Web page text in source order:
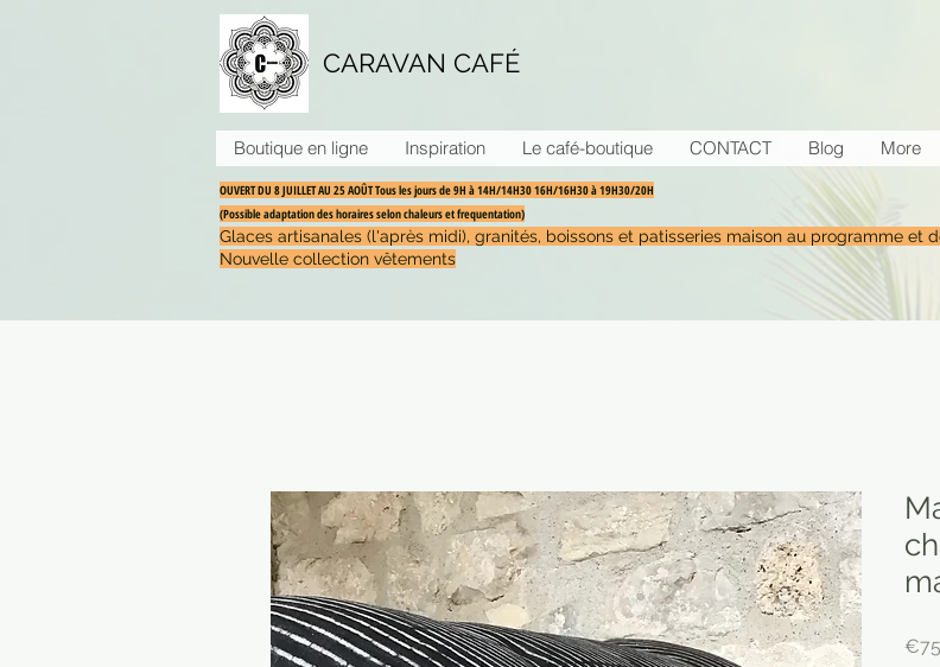
CARAVAN CAFÉ
Boutique en ligne Inspiration Le café-boutique CONTACT Blog More
OUVERT DU 8 JUILLET AU 25 AOÛT Tous les jours de 9H à 14H/14H30 16H/16H30 à 19H30/20H
(Possible adaptation des horaires selon chaleurs et frequentation)
Glaces artisanales (l'après midi), granités, boissons et patisseries maison au programme et
Nouvelle collection vêtements